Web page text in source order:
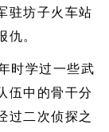
驻坊子火车站
仇。
时学过一些武
伍中的骨干分
过二次侦探之